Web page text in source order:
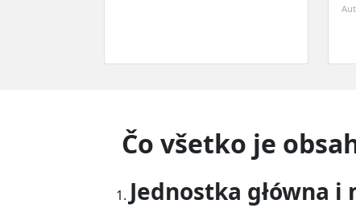
Čo všetko je
Jednostka główna i